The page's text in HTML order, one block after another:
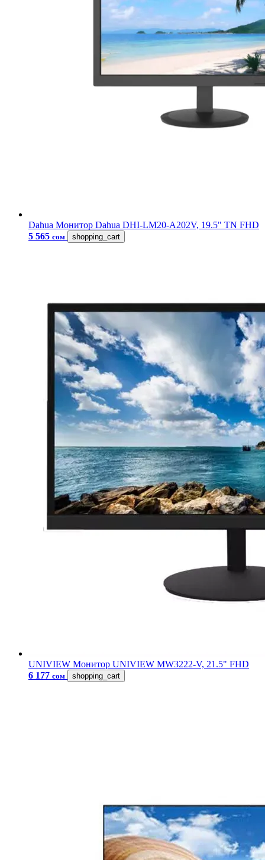
Dahua Монитор Dahua DHI-LM20-A202V, 19.5" TN FHD
5 565 сом shopping_cart
UNIVIEW Монитор UNIVIEW MW3222-V, 21.5" FHD
6 177 сом shopping_cart